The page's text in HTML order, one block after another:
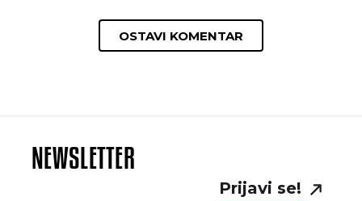
OSTAVI KOMENTAR
NEWSLETTER
Prijavi se!